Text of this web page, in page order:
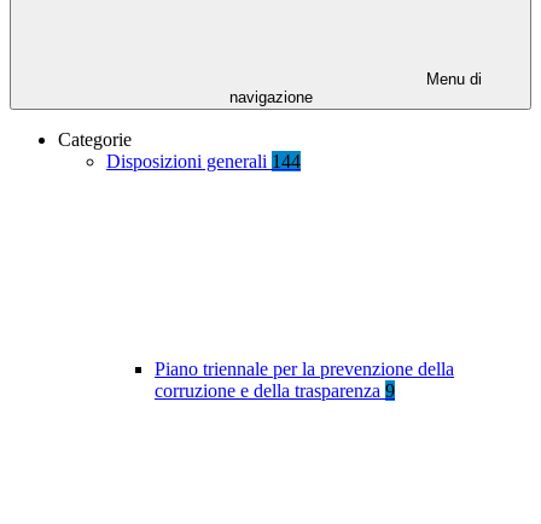
Menu di
navigazione
Categorie
Disposizioni generali 144
Piano triennale per la prevenzione della
corruzione e della trasparenza 9